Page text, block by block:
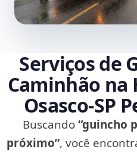
Serviços de
Caminhão na
Osasco‑SP
Buscando“guincho
próximo”, você